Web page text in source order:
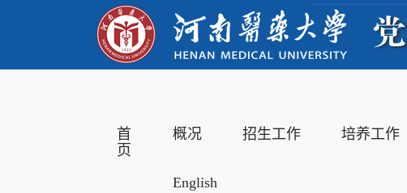
首
页
概况 招生工作 培养工作
English